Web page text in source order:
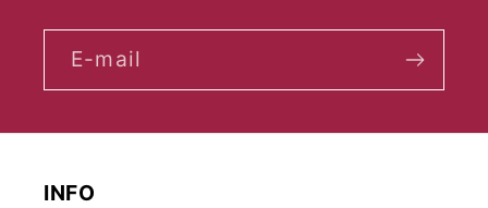
E-mail
INFO